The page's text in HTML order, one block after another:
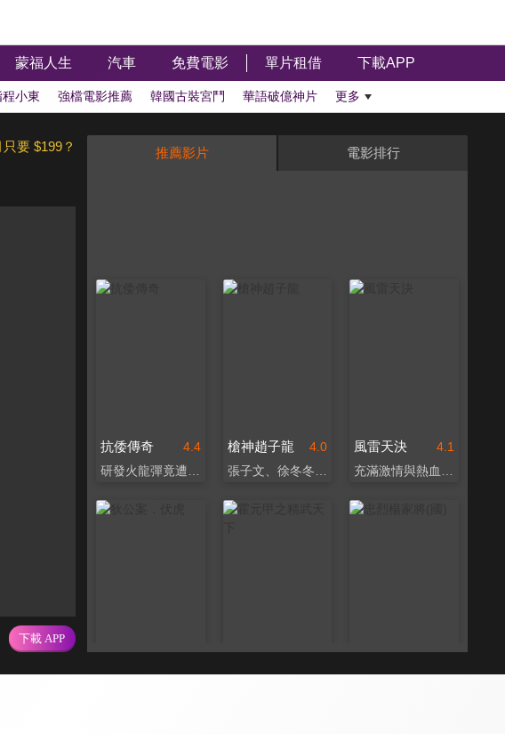
蒙福人生 汽車 免費電影 單片租借 下載APP
小東 強檔電影推薦 韓國古裝宮鬥 華語破億神片 更多
要 $199？ 推薦影片 電影排行
4.4
抗倭傳奇
研發火龍彈竟遭滅門
4.0
槍神趙子龍
張子文、徐冬冬聯合演出
4.1
風雷天決
充滿激情與熱血的電影